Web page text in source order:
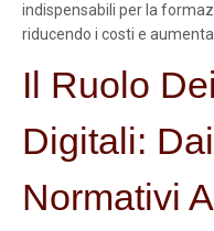
indispensabili per la
riducendo i costi e
Il Ruolo
Digitali:
Normativi